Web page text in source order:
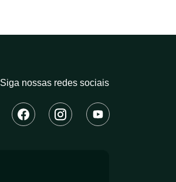
Siga nossas redes sociais